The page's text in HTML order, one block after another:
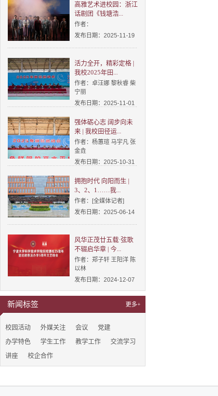
高雅艺术进校园：浙江
话剧团《钱塘浩...
作者：
发布日期：2025-11-19
活力全开，精彩定格 |
我校2025年田...
作者：卓汪娜 黎秋睿 柴
宁丽
发布日期：2025-11-01
强体砺心志 阔步向未
来 | 我校田径运...
作者：杨蕙瑄 马宇凡 张
金垚
发布日期：2025-10-31
拥抱时代 向阳而生 |
3、2、1……我...
作者：[全媒体记者]
发布日期：2025-06-14
风华正茂廿五载·弦歌
不辍启华章 | 今...
作者：郑子轩 王阳洋 陈
以林
发布日期：2024-12-07
新闻标签 更多+
校园活动 外媒关注 会议
党建
办学特色
学生工作 教学工作
交流学习
讲座
校企合作